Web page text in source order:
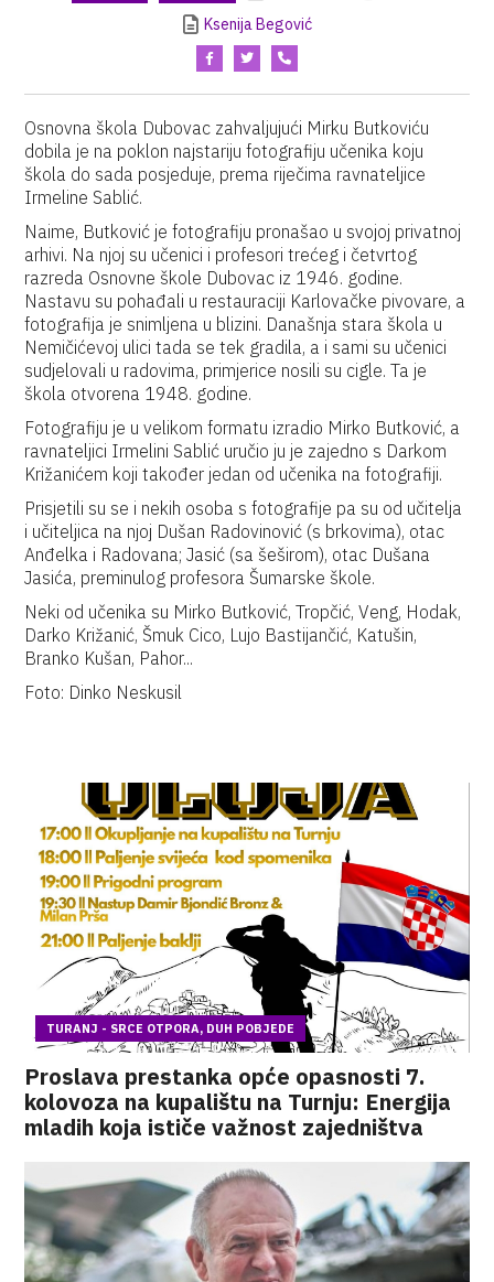
Ksenija Begović
Osnovna škola Dubovac zahvaljujući Mirku Butkoviću
dobila je na poklon najstariju fotografiju učenika koju
škola do sada posjeduje, prema riječima ravnateljice
Irmeline Sablić.
Naime, Butković je fotografiju pronašao u svojoj privatnoj
arhivi. Na njoj su učenici i profesori trećeg i četvrtog
razreda Osnovne škole Dubovac iz 1946. godine.
Nastavu su pohađali u restauraciji Karlovačke pivovare, a
fotografija je snimljena u blizini. Današnja stara škola u
Nemičićevoj ulici tada se tek gradila, a i sami su učenici
sudjelovali u radovima, primjerice nosili su cigle. Ta je
škola otvorena 1948. godine.
Fotografiju je u velikom formatu izradio Mirko Butković, a
ravnateljici Irmelini Sablić uručio ju je zajedno s Darkom
Križanićem koji također jedan od učenika na fotografiji.
Prisjetili su se i nekih osoba s fotografije pa su od učitelja
i učiteljica na njoj Dušan Radovinović (s brkovima), otac
Anđelka i Radovana; Jasić (sa šeširom), otac Dušana
Jasića, preminulog profesora Šumarske škole.
Neki od učenika su Mirko Butković, Tropčić, Veng, Hodak,
Darko Križanić, Šmuk Cico, Lujo Bastijančić, Katušin,
Branko Kušan, Pahor...
Foto: Dinko Neskusil
TURANJ - SRCE OTPORA, DUH POBJEDE
Proslava prestanka opće opasnosti 7.
kolovoza na kupalištu na Turnju: Energija
mladih koja ističe važnost zajedništva